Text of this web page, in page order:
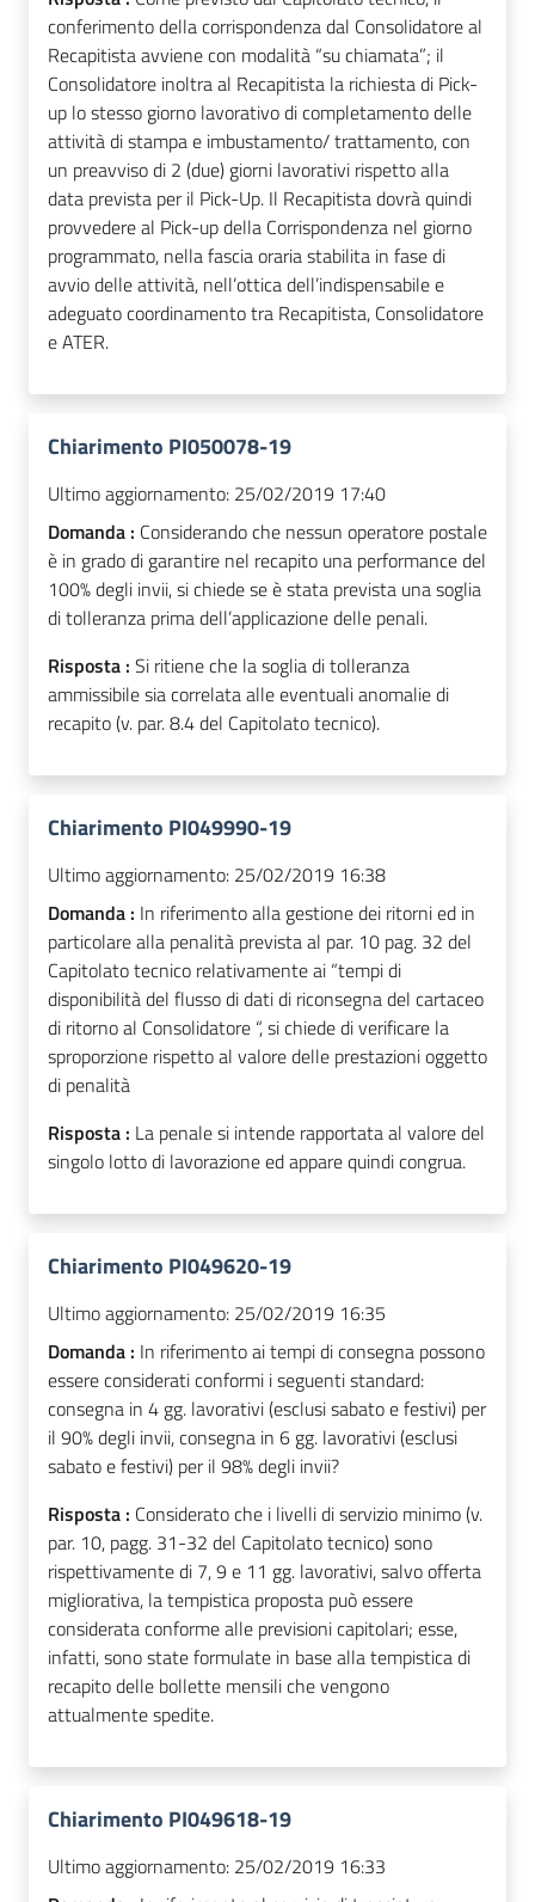
conferimento della corrispondenza dal Consolidatore al
Recapitista avviene con modalità “su chiamata”; il
Consolidatore inoltra al Recapitista la richiesta di Pick-
up lo stesso giorno lavorativo di completamento delle
attività di stampa e imbustamento/ trattamento, con
un preavviso di 2 (due) giorni lavorativi rispetto alla
data prevista per il Pick-Up. Il Recapitista dovrà quindi
provvedere al Pick-up della Corrispondenza nel giorno
programmato, nella fascia oraria stabilita in fase di
avvio delle attività, nell’ottica dell’indispensabile e
adeguato coordinamento tra Recapitista, Consolidatore
e ATER.
Chiarimento PI050078-19
Ultimo aggiornamento: 25/02/2019 17:40
Domanda : Considerando che nessun operatore postale
è in grado di garantire nel recapito una performance del
100% degli invii, si chiede se è stata prevista una soglia
di tolleranza prima dell’applicazione delle penali.
Risposta : Si ritiene che la soglia di tolleranza
ammissibile sia correlata alle eventuali anomalie di
recapito (v. par. 8.4 del Capitolato tecnico).
Chiarimento PI049990-19
Ultimo aggiornamento: 25/02/2019 16:38
Domanda : In riferimento alla gestione dei ritorni ed in
particolare alla penalità prevista al par. 10 pag. 32 del
Capitolato tecnico relativamente ai “tempi di
disponibilità del flusso di dati di riconsegna del cartaceo
di ritorno al Consolidatore “, si chiede di verificare la
sproporzione rispetto al valore delle prestazioni oggetto
di penalità
Risposta : La penale si intende rapportata al valore del
singolo lotto di lavorazione ed appare quindi congrua.
Chiarimento PI049620-19
Ultimo aggiornamento: 25/02/2019 16:35
Domanda : In riferimento ai tempi di consegna possono
essere considerati conformi i seguenti standard:
consegna in 4 gg. lavorativi (esclusi sabato e festivi) per
il 90% degli invii, consegna in 6 gg. lavorativi (esclusi
sabato e festivi) per il 98% degli invii?
Risposta : Considerato che i livelli di servizio minimo (v.
par. 10, pagg. 31-32 del Capitolato tecnico) sono
rispettivamente di 7, 9 e 11 gg. lavorativi, salvo offerta
migliorativa, la tempistica proposta può essere
considerata conforme alle previsioni capitolari; esse,
infatti, sono state formulate in base alla tempistica di
recapito delle bollette mensili che vengono
attualmente spedite.
Chiarimento PI049618-19
Ultimo aggiornamento: 25/02/2019 16:33